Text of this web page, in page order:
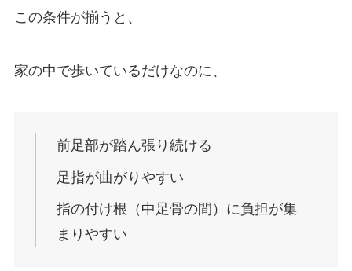
この条件が揃うと、
家の中で歩いているだけなのに、
前足部が踏ん張り続ける
足指が曲がりやすい
指の付け根（中足骨の間）に負担が集
まりやすい